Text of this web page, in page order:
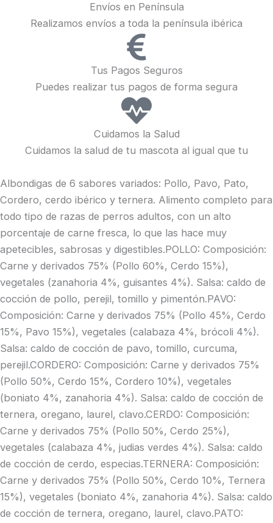
Envíos en Península
Realizamos envíos a toda la península ibérica
Tus Pagos Seguros
Puedes realizar tus pagos de forma segura
Cuidamos la Salud
Cuidamos la salud de tu mascota al igual que tu
Albondigas de 6 sabores variados: Pollo, Pavo, Pato,
Cordero, cerdo ibérico y ternera. Alimento completo para
todo tipo de razas de perros adultos, con un alto
porcentaje de carne fresca, lo que las hace muy
apetecibles, sabrosas y digestibles.POLLO: Composición:
Carne y derivados 75% (Pollo 60%, Cerdo 15%),
vegetales (zanahoria 4%, guisantes 4%). Salsa: caldo de
cocción de pollo, perejil, tomillo y pimentón.PAVO:
Composición: Carne y derivados 75% (Pollo 45%, Cerdo
15%, Pavo 15%), vegetales (calabaza 4%, brócoli 4%).
Salsa: caldo de cocción de pavo, tomillo, curcuma,
perejil.CORDERO: Composición: Carne y derivados 75%
(Pollo 50%, Cerdo 15%, Cordero 10%), vegetales
(boniato 4%, zanahoria 4%). Salsa: caldo de cocción de
ternera, oregano, laurel, clavo.CERDO: Composición:
Carne y derivados 75% (Pollo 50%, Cerdo 25%),
vegetales (calabaza 4%, judias verdes 4%). Salsa: caldo
de cocción de cerdo, especias.TERNERA: Composición:
Carne y derivados 75% (Pollo 50%, Cerdo 10%, Ternera
15%), vegetales (boniato 4%, zanahoria 4%). Salsa: caldo
de cocción de ternera, oregano, laurel, clavo.PATO: